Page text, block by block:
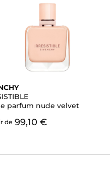
parfum nude velvet
de 99,10 €